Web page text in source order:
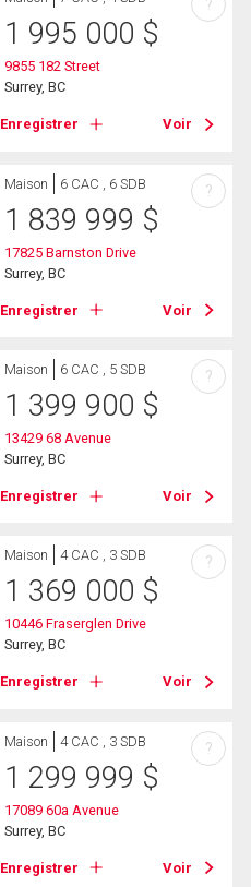
1 995 000 $
9855 182 Street
Surrey, BC
Enregistrer Voir
?
Maison 6 CAC , 6 SDB
1 839 999 $
17825 Barnston Drive
Surrey, BC
Enregistrer Voir
?
Maison 6 CAC , 5 SDB
1 399 900 $
13429 68 Avenue
Surrey, BC
Enregistrer Voir
?
Maison 4 CAC , 3 SDB
1 369 000 $
10446 Fraserglen Drive
Surrey, BC
Enregistrer Voir
?
Maison 4 CAC , 3 SDB
1 299 999 $
17089 60a Avenue
Surrey, BC
Enregistrer Voir
?